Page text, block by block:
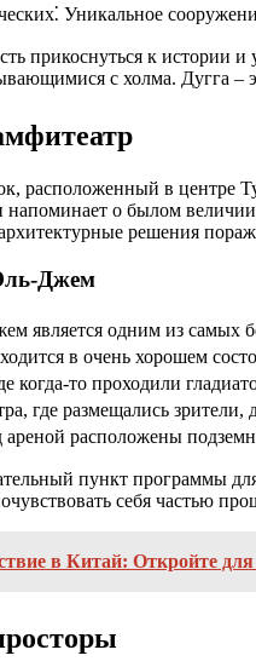
Уникальное
прикоснуться к истории
с холма. Дугга –
расположенный в центре
о былом
решения
Джем
является одним из самых
в очень хорошем
когда-то проходили
где размещались
расположены
пункт программы
себя частью
в Китай: Откройте